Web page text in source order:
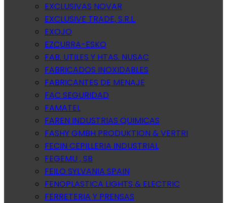
EXCLUSIVAS NOVAR
EXCLUSIVE TRADE, S.R.L.
EXOJO
EZCURRA-ESKO
FAB. UTILES Y HTAS. NUSAC
FABRICADOS INOXIDABLES
FABRICANTES DE MENAJE
FAC SEGURIDAD
FAMATEL
FAREN INDUSTRIAS QUIMICAS
FASHY GMBH PRODUKTION & VERTRI
FECIN CEPILLERIA INDUSTRIAL
FEGEMU , SB
FEILO SYLVANIA SPAIN
FENOPLASTICA LIGHTS & ELECTRIC
FERRETERIA Y PRENSAS